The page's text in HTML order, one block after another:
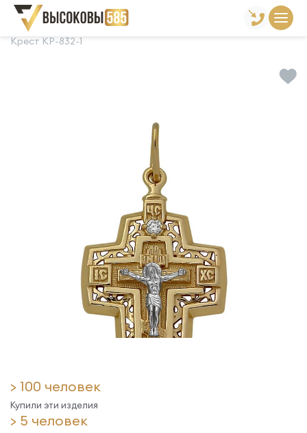
Главная Склад готовой продукции
Крест КР-832-1
> 100 человек
Купили эти изделия
> 5 человек